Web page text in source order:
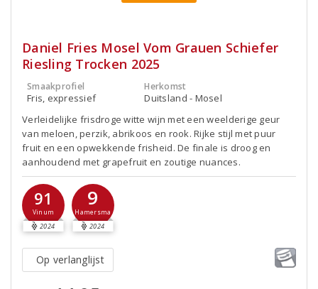
Daniel Fries Mosel Vom Grauen Schiefer
Riesling Trocken 2025
Smaakprofiel
Fris, expressief
Herkomst
Duitsland - Mosel
Verleidelijke frisdroge witte wijn met een weelderige geur
van meloen, perzik, abrikoos en rook. Rijke stijl met puur
fruit en een opwekkende frisheid. De finale is droog en
aanhoudend met grapefruit en zoutige nuances.
91
Vinum
2024
9
Hamersma
2024
Op verlanglijst